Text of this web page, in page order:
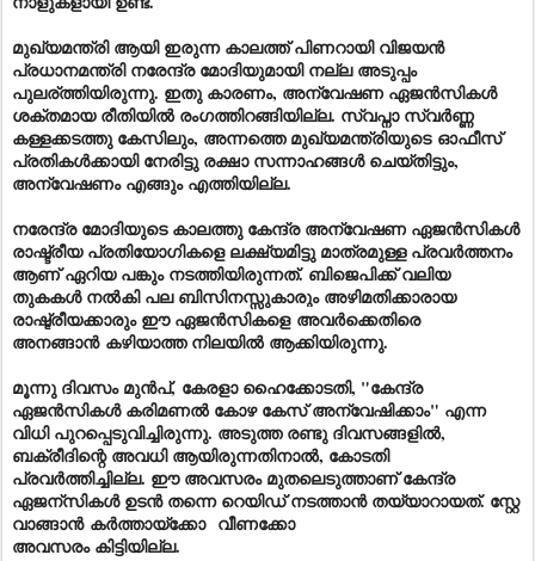
മുഖ്യമന്ത്രി ആയി ഇരുന്ന കാലത്ത്‌ പിണറായി വിജയൻ
പ്രധാനമന്ത്രി നരേന്ദ്ര മോദിയുമായി നല്ല അടുപ്പം
പുലര്ത്തിയിരുന്നു. ഇതു കാരണം, അന്വേഷണ ഏജൻസികൾ
ശക്തമായ രീതിയിൽ രംഗത്തിറങ്ങിയില്ല. സ്വപ്നാ സ്വർണ്ണ
കള്ളക്കടത്തു കേസിലും, അന്നത്തെ മുഖ്യമന്ത്രിയുടെഓഫീസ്
പ്രതികൾക്കായി നേരിട്ടു രക്ഷാ സന്നാഹങ്ങൾ ചെയ്തിട്ടും,
അന്വേഷണം എങ്ങും എത്തിയില്ല.
നരേന്ദ്ര മോദിയുടെ കാലത്തു കേന്ദ്ര അന്വേഷണ ഏജൻസികൾ
രാഷ്ട്രീയ പ്രതിയോഗികളെ ലക്ഷ്യമിട്ടു മാത്രമുള്ള പ്രവർത്തനം
ആണ് ഏറിയ പങ്കും നടത്തിയിരുന്നത്. ബിജെപിക്ക് വലിയ
തുകകൾ നൽകി പല ബിസിനസ്സുകാരും അഴിമതിക്കാരായ
രാഷ്ട്രീയക്കാരും ഈ ഏജൻസികളെ അവർക്കെതിരെ
അനങ്ങാൻകഴിയാത്ത നിലയിൽ ആക്കിയിരുന്നു.
മൂന്നു ദിവസം മുൻപ്, കേരളാ ഹൈക്കോടതി, "കേന്ദ്ര
ഏജൻസികൾ കരിമണൽ കോഴ കേസ് അന്വേഷിക്കാം" എന്ന
വിധി പുറപ്പെടുവിച്ചിരുന്നു. അടുത്ത രണ്ടു ദിവസങ്ങളിൽ,
ബക്രീദിന്റെ അവധി ആയിരുന്നതിനാൽ, കോടതി
പ്രവർത്തിച്ചില്ല. ഈ അവസരം മുതലെടുത്താണ് കേന്ദ്ര
ഏജന്സികൾ ഉടൻ തന്നെ റെയിഡ് നടത്താൻ തയ്യാറായത്. സ്റ്റേ
വാങ്ങാൻ കർത്തായ്‌ക്കോ വീണക്കോ
അവസരം കിട്ടിയില്ല.